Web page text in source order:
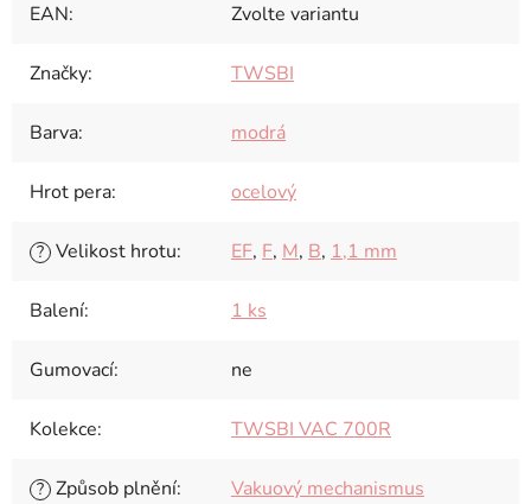
EAN: Zvolte variantu
Značky: TWSBI
Barva: modrá
Hrot pera: ocelový
? Velikost hrotu: EF, F, M, B, 1,1 mm
Balení: 1 ks
Gumovací: ne
Kolekce: TWSBI VAC 700R
? Způsob plnění: Vakuový mechanismus